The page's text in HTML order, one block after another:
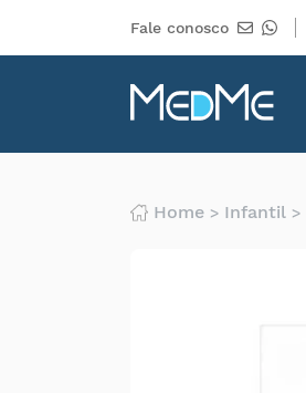
Fale conosco
Departamentos
Medicamentos
Higiene
Home Infantil